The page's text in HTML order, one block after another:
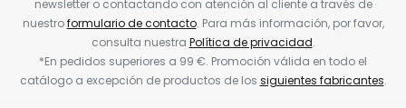
newsletter o contactando con atención al cliente a través de
nuestroformulario de contacto. Para más información, por favor,
consulta nuestra Política de privacidad.
*En pedidos superiores a 99 €. Promoción válida en todo el
catálogo a excepción de productos de los siguientes fabricantes.